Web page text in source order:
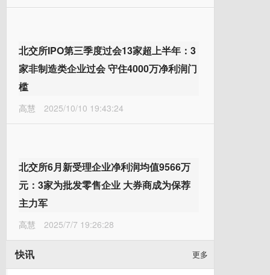
北交所IPO第三季度过会13家超上半年：3
家非制造类企业过会 守住4000万净利润门
槛
高慧 2025/10/10 19:43:24
北交所6月新受理企业净利润均值9566万
元：3家为批发零售企业 大券商成为保荐
主力军
高慧 2025/7/7 19:26:28
快讯 更多